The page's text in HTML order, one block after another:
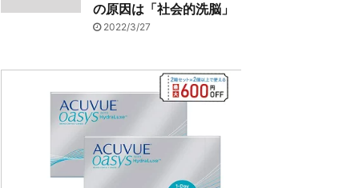
の原因は「社会的洗脳」
2022/3/27